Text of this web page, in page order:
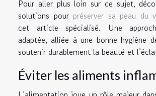
Pour aller plus loin sur ce sujet,
solutions pour préserver sa peau du
cet article spécialisé. Une
adaptée, alliée à une bonne hygiène
soutenir durablement la beauté et
Éviter les aliments